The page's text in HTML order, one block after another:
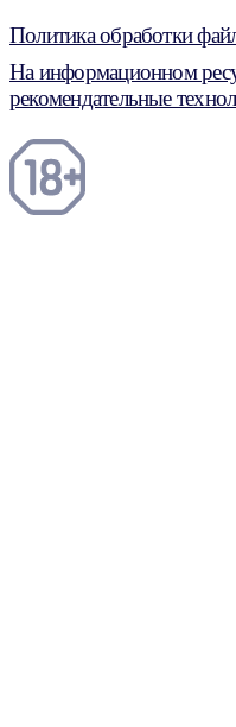
Политика обработки
На информационном
рекомендательные